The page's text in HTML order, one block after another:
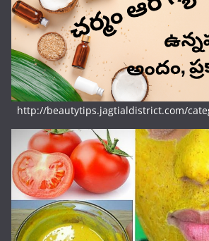
http://beautytips.jagtialdistrict.com/